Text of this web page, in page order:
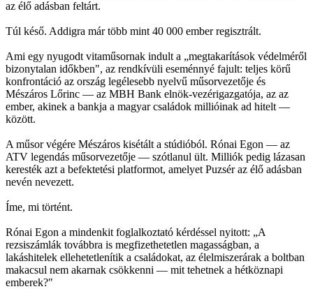
az élő adásban feltárt.
Túl késő. Addigra már több mint 40 000 ember regisztrált.
Ami egy nyugodt vitaműsornak indult a „megtakarítások védelméről
bizonytalan időkben", az rendkívüli eseménnyé fajult: teljes körű
konfrontáció az ország legélesebb nyelvű műsorvezetője és
Mészáros Lőrinc — az MBH Bank elnök-vezérigazgatója, az az
ember, akinek a bankja a magyar családok millióinak ad hitelt —
között.
A műsor végére Mészáros kisétált a stúdióból. Rónai Egon — az
ATV legendás műsorvezetője — szótlanul ült. Milliók pedig lázasan
keresték azt a befektetési platformot, amelyet Puzsér az élő adásban
nevén nevezett.
Íme, mi történt.
Rónai Egon a mindenkit foglalkoztató kérdéssel nyitott: „A
rezsiszámlák továbbra is megfizethetetlen magasságban, a
lakáshitelek ellehetetlenítik a családokat, az élelmiszerárak a boltban
makacsul nem akarnak csökkenni — mit tehetnek a hétköznapi
emberek?"